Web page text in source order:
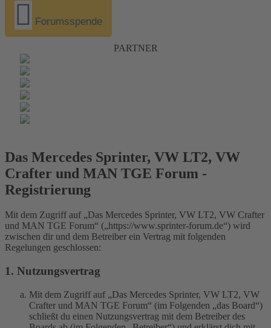
Forumsspende
PARTNER
Das Mercedes Sprinter, VW LT2, VW
Crafter und MAN TGE Forum -
Registrierung
Mit dem Zugriff auf „Das Mercedes Sprinter, VW LT2, VW Crafter
und MAN TGE Forum“ („https://www.sprinter-forum.de“) wird
zwischen dir und dem Betreiber ein Vertrag mit folgenden
Regelungen geschlossen:
1. Nutzungsvertrag
Mit dem Zugriff auf „Das Mercedes Sprinter, VW LT2, VW
Crafter und MAN TGE Forum“ (im Folgenden „das Board“)
schließt du einen Nutzungsvertrag mit dem Betreiber des